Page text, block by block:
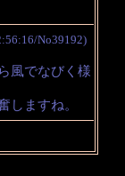
No39192)
風でなびく様
しますね。